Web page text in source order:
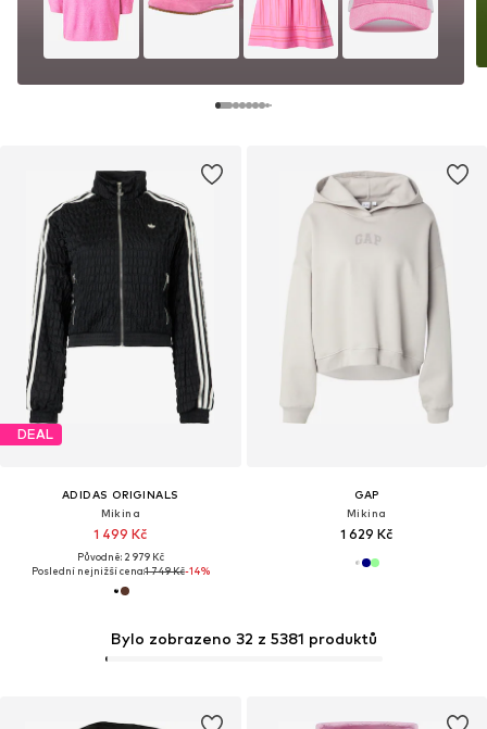
DEAL
ADIDAS ORIGINALS
Mikina
1 499 Kč
Původně: 2 979 Kč
Poslední nejnižší cena:1 749 Kč-14%
GAP
Mikina
1 629 Kč
Bylo zobrazeno 32 z 5381 produktů